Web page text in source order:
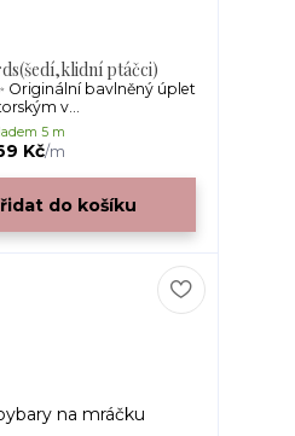
ptáčci)
Originální bavlněný úplet
v...
Kč/m
5 m
do košíku